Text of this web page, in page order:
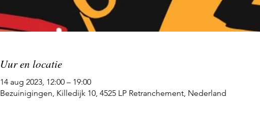
Uur en locatie
14 aug 2023, 12:00 – 19:00
Bezuinigingen, Killedijk 10, 4525 LP Retranchement, Nederland